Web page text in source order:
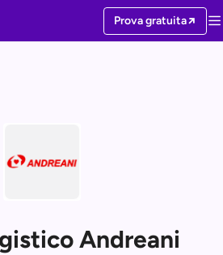
Prova gratuita
Andreani